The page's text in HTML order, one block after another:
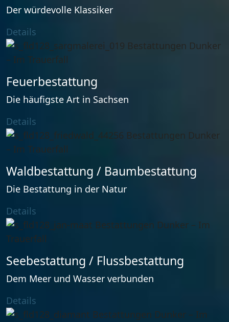
Der würdevolle Klassiker
Details
Feuer­bestattung
Die häufigste Art in Sachsen
Details
Wald­bestattung / Baum­bestattung
Die Bestattung in der Natur
Details
Seebestattung / Flussbestattung
Dem Meer und Wasser verbunden
Details